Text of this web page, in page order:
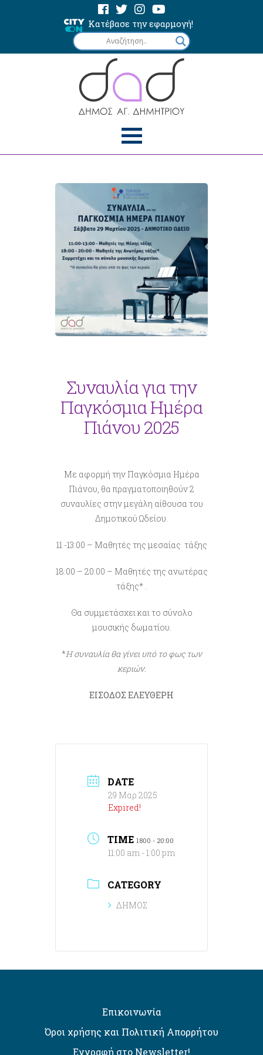
Κατέβασε την εφαρμογή!
Συναυλία για την
Παγκόσμια Ημέρα
Πιάνου 2025
Με αφορμή την Παγκόσμια Ημέρα
Πιάνου, θα πραγματοποιηθούν 2
συναυλίες στην μεγάλη αίθουσα του
Δημοτικού Ωδείου.
11 -13:00 – Μαθητές της μεσαίας τάξης
18:00 – 20:00 – Μαθητές της ανωτέρας
τάξης* .
Θα συμμετάσχει και το σύνολο
μουσικής δωματίου.
*Η συναυλία θα γίνει υπό το φως των
κεριών.
ΕΙΣΟΔΟΣ ΕΛΕΥΘΕΡΗ
DATE
29 Μαρ 2025
Expired!
TIME 1800 - 20:00
11:00 am - 1:00 pm
CATEGORY
ΔΗΜΟΣ
Επικοινωνία
Όροι χρήσης και Πολιτική Απορρήτου
Εγγραφή στο Newsletter!